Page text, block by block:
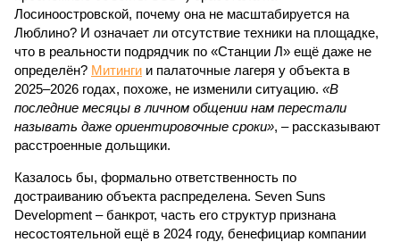
Лосиноостровской, почему она не масштабируется на
Люблино? И означает ли отсутствие техники на площадке,
что в реальности подрядчик по «Станции Л» ещё даже не
определён? Митинги и палаточные лагеря у объекта в
2025–2026 годах, похоже, не изменили ситуацию. «В
последние месяцы в личном общении нам перестали
называть даже ориентировочные сроки», – рассказывают
расстроенные дольщики.
Казалось бы, формально ответственность по
достраиванию объекта распределена. Seven Suns
Development – банкрот, часть его структур признана
несостоятельной ещё в 2024 году, бенефициар компании